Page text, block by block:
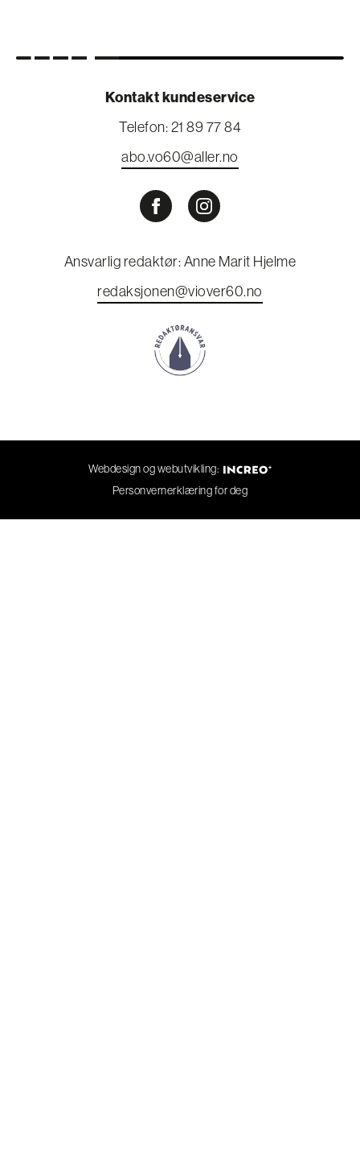
Kontakt kundeservice
Telefon: 21 89 77 84
abo.vo60@aller.no
Ansvarlig redaktør: Anne Marit Hjelme
redaksjonen@viover60.no
Webdesign og webutvikling:
Personvernerklæring for deg